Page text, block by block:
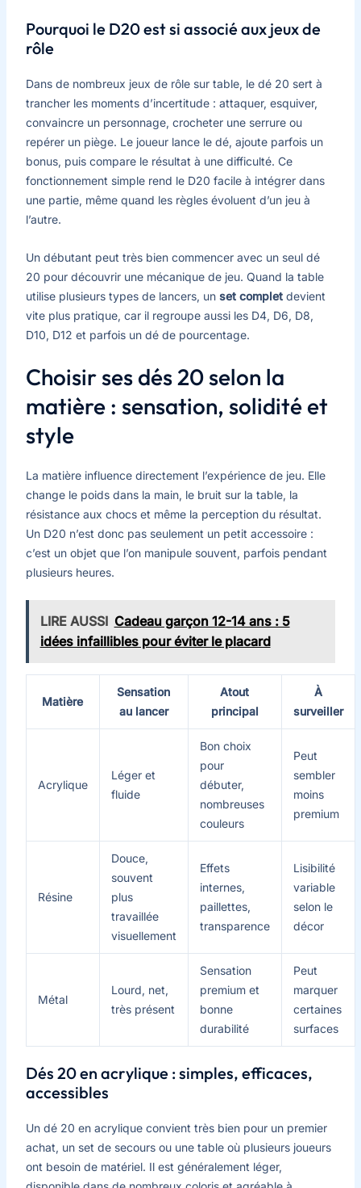
Pourquoi le D20 est si associé aux jeux de
rôle
Dans de nombreux jeux de rôle sur table, le dé 20 sert à
trancher les moments d’incertitude : attaquer, esquiver,
convaincre un personnage, crocheter une serrure ou
repérer un piège. Le joueur lance le dé, ajoute parfois un
bonus, puis compare le résultat à une difficulté. Ce
fonctionnement simple rend le D20 facile à intégrer dans
une partie, même quand les règles évoluent d’un jeu à
l’autre.
Un débutant peut très bien commencer avec un seul dé
20 pour découvrir une mécanique de jeu. Quand la table
utilise plusieurs types de lancers, un set completdevient
vite plus pratique, car il regroupe aussi les D4, D6, D8,
D10, D12 et parfois un dé de pourcentage.
Choisir ses dés 20 selon la
matière : sensation, solidité et
style
La matière influence directement l’expérience de jeu. Elle
change le poids dans la main, le bruit sur la table, la
résistance aux chocs et même la perception du résultat.
Un D20 n’est donc pas seulement un petit accessoire :
c’est un objet que l’on manipule souvent, parfois pendant
plusieurs heures.
LIRE AUSSI Cadeau garçon 12-14 ans : 5
idées infaillibles pour éviter le placard
Matière
Sensation
au lancer
Atout
principal
À
surveiller
Acrylique
Léger et
fluide
Bon choix
pour
débuter,
nombreuses
couleurs
Peut
sembler
moins
premium
Résine
Douce,
souvent
plus
travaillée
visuellement
Effets
internes,
paillettes,
transparence
Lisibilité
variable
selon le
décor
Métal
Lourd, net,
très présent
Sensation
premium et
bonne
durabilité
Peut
marquer
certaines
surfaces
Dés 20 en acrylique : simples, efficaces,
accessibles
Un dé 20 en acrylique convient très bien pour un premier
achat, un set de secours ou une table où plusieurs joueurs
ont besoin de matériel. Il est généralement léger,